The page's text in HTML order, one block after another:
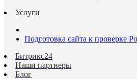
Услуги
Подготовка сайта к проверке
Битрикс24
Наши партнеры
Блог